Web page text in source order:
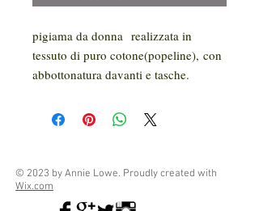
pigiama da donna realizzata in
tessuto di puro cotone(popeline), con
abbottonatura davanti e tasche.
© 2023 by Annie Lowe. Proudly created with
Wix.com